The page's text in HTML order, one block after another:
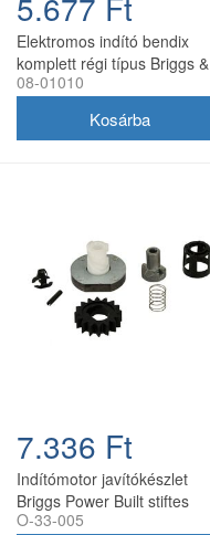
Elektromos indító bendix
komplett régi típus Briggs &
Stratton motorokhoz
08-01010
7.336 Ft
Indítómotor javítókészlet
Briggs Power Built stiftes
495878
O-33-005